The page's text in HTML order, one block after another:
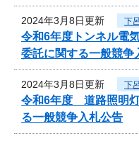
2024年3月8日更新 下
令和6年度トンネル電
委託に関する一般競争
2024年3月8日更新 下
令和6年度 道路照明
る一般競争入札公告